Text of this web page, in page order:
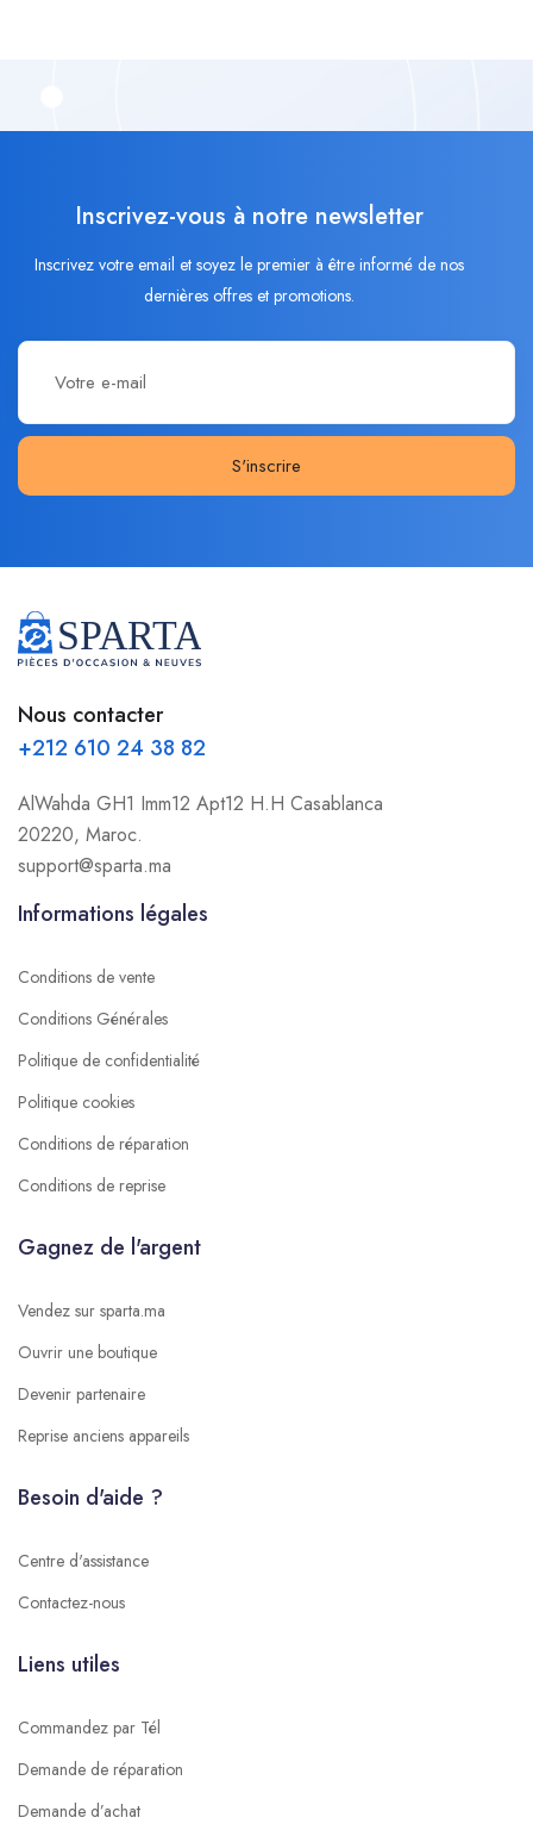
Inscrivez-vous à notre newsletter
Inscrivez votre email et soyez le premier à être informé de nos
dernières offres et promotions.
S'inscrire
Nous contacter
+212 610 24 38 82
AlWahda GH1 Imm12 Apt12 H.H Casablanca
20220, Maroc.
support@sparta.ma
Informations légales
Conditions de vente
Conditions Générales
Politique de confidentialité
Politique cookies
Conditions de réparation
Conditions de reprise
Gagnez de l'argent
Vendez sur sparta.ma
Ouvrir une boutique
Devenir partenaire
Reprise anciens appareils
Besoin d'aide ?
Centre d'assistance
Contactez-nous
Liens utiles
Commandez par Tél
Demande de réparation
Demande d’achat